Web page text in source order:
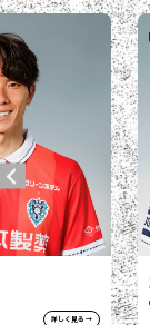
詳しく見る →